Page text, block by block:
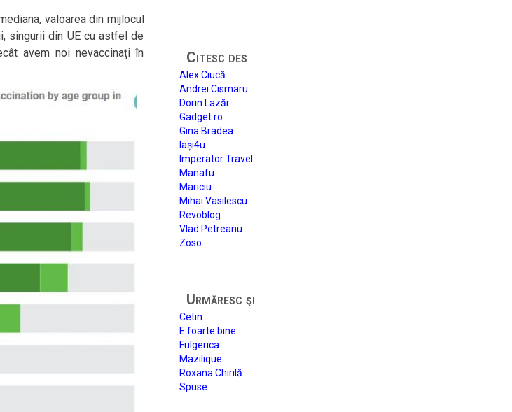
valoarea din mijlocul
singurii din UE cu astfel de
avem noi nevaccinați în
Citesc des
Alex Ciucă
Andrei Cismaru
Dorin Lazăr
Gadget.ro
Gina Bradea
Iași4u
Imperator Travel
Manafu
Mariciu
Mihai Vasilescu
Revoblog
Vlad Petreanu
Zoso
Urmăresc şi
Cetin
E foarte bine
Fulgerica
Mazilique
Roxana Chirilă
Spuse